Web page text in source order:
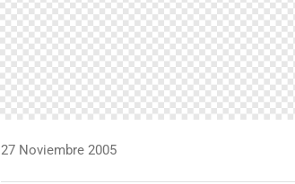
27 Noviembre 2005